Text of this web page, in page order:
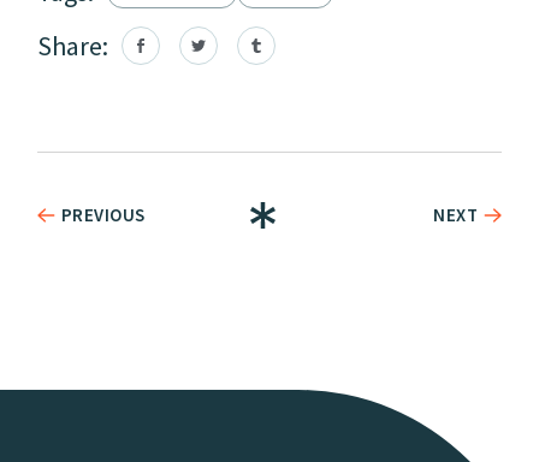
Share:
PREVIOUS NEXT